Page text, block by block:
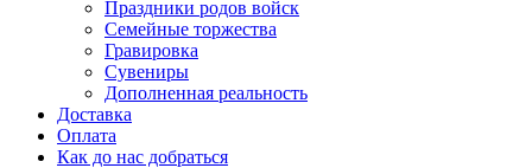
Праздники родов войск
Семейные торжества
Гравировка
Сувениры
Дополненная реальность
Доставка
Оплата
Как до нас добраться